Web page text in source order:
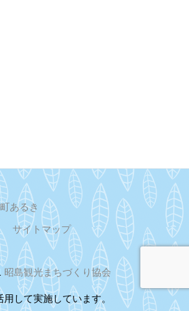
あるき
サイトマップ
昭島観光まちづくり協会
して実施しています。